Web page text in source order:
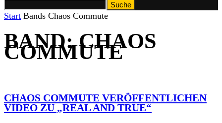
Start Bands Chaos Commute
BAND: CHAOS
COMMUTE
CHAOS COMMUTE VERÖFFENTLICHEN
VIDEO ZU „REAL AND TRUE“